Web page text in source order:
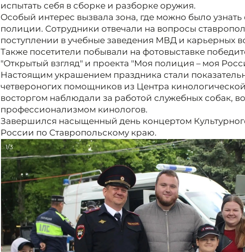
испытать себя в сборке и разборке оружия.
Особый интерес вызвала зона, где можно было узнать
полиции. Сотрудники отвечали на вопросы
поступлении в учебные заведения МВД и карьерных
Также посетители побывали на фотовыставке
"Открытый взгляд" и проекта "Моя полиция – моя
Настоящим украшением праздника стали
четвероногих помощников из Центра
восторгом наблюдали за работой служебных собак,
профессионализмом кинологов.
Завершился насыщенный день концертом
России по Ставропольскому краю.
1/3